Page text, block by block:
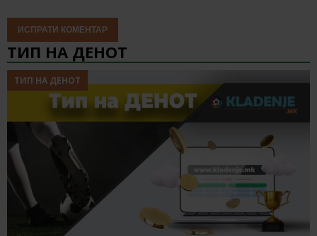
ТИП НА ДЕНОТ
ТИП НА ДЕНОТ